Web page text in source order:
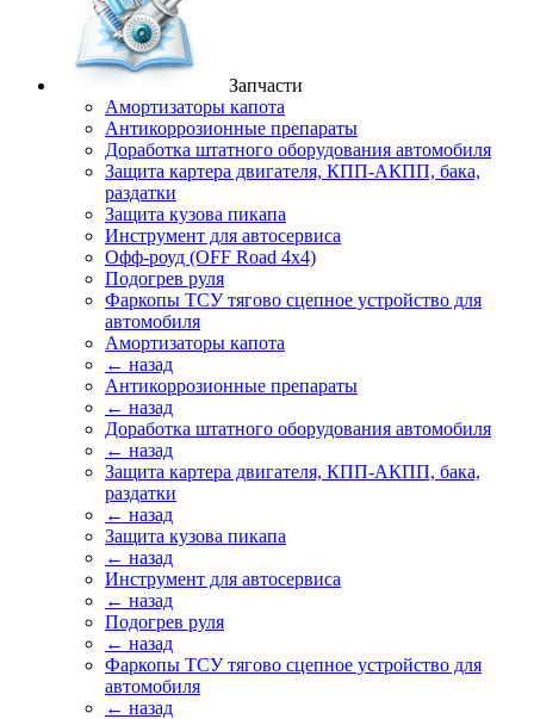
Запчасти
Амортизаторы капота
Антикоррозионные препараты
Доработка штатного оборудования автомобиля
Защита картера двигателя, КПП-АКПП, бака,
раздатки
Защита кузова пикапа
Инструмент для автосервиса
Офф-роуд (OFF Road 4x4)
Подогрев руля
Фаркопы ТСУ тягово сцепное устройство для
автомобиля
Амортизаторы капота
← назад
Антикоррозионные препараты
← назад
Доработка штатного оборудования автомобиля
← назад
Защита картера двигателя, КПП-АКПП, бака,
раздатки
← назад
Защита кузова пикапа
← назад
Инструмент для автосервиса
← назад
Подогрев руля
← назад
Фаркопы ТСУ тягово сцепное устройство для
автомобиля
← назад